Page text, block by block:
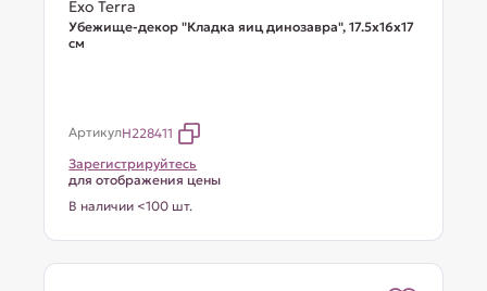
Exo Terra
Убежище-декор "Кладка яиц динозавра", 17.5х16х17
см
АртикулH228411
Зарегистрируйтесь
для отображения цены
В наличии <100 шт.